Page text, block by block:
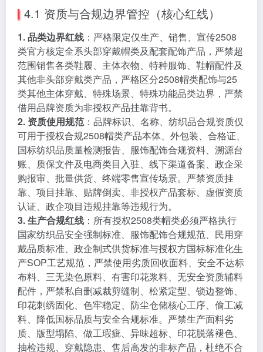
4.1 资质与合规边界管控（核心红线）
1. 品类边界红线 ：严格限定仅生产、销售、宣传2508
类官方核定全系头部穿戴帽类及配套配饰产品，严禁超
范围销售各类鞋履、主体衣物、特种服饰、鞋帽配件及
其他非头部穿戴类产品，严格区分2508帽类配饰与25
类其他主体穿戴、特殊场景、特殊功能品类边界，严禁
借用品牌资质为非授权产品挂靠背书。
2. 资质使用规范 ：品牌标识、名称、纺织品合规资质仅
可用于授权合规2508帽类产品本体、外包装、合格证、
国标纺织品质量检测报告、服饰配饰合规资料、溯源台
账、质保文件及电商类目入驻、线下渠道备案、政企采
购报审、批量供货、终端零售宣传场景。严禁资质挂
靠、项目挂靠、贴牌倒卖、非授权产品套标、虚假资质
认证、政企项目违规挂靠等违规行为。
3. 生产合规红线 ：所有授权2508类帽类必须严格执行
国家纺织品安全强制标准、服饰配饰合规规范、民用穿
戴品质标准、政企制式供货标准与授权方国标标准化生
产SOP工艺规范，严禁使用劣质回收面料、安全不达标
布料、三无染色原料、有害印花浆料、无安全资质辅料
配件，严禁私自删减裁剪缝制、松紧定型、锁边整饰、
印花刺绣固化、色牢稳定、防尘仓储核心工序、偷工减
料、降低国标品质与安全合规标准。严禁生产面料劣
质、版型塌陷、做工瑕疵、异味超标、印花脱落褪色、
抽检违规、穿戴隐患、售后高发的非标产品，杜绝不合